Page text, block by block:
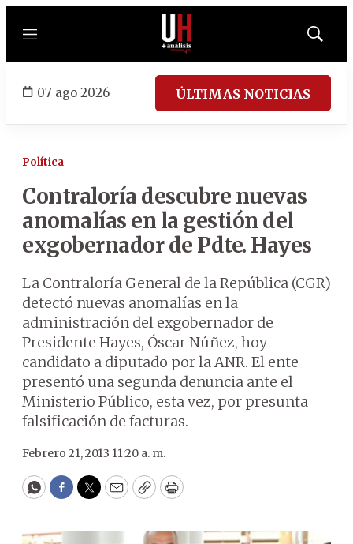
Menú
Mostrar
07 ago 2026 ÚLTIMAS NOTICIAS
Política
Contraloría descubre nuevas
anomalías en la gestión del
exgobernador de Pdte. Hayes
La Contraloría General de la República (CGR)
detectó nuevas anomalías en la
administración del exgobernador de
Presidente Hayes, Óscar Núñez, hoy
candidato a diputado por la ANR. El ente
presentó una segunda denuncia ante el
Ministerio Público, esta vez, por presunta
falsificación de facturas.
Febrero 21, 2013 11:20 a. m.
WhatsApp
Facebook
Twitter
EmailCopyPrint